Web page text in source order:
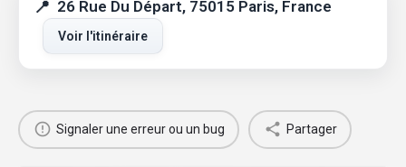
26 Rue Du Départ, 75015 Paris, France
Voir l'itinéraire
Signaler une erreur ou un bug Partager